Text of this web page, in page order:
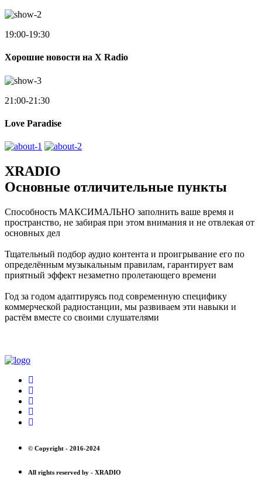
19:00-19:30
Хорошие новости на X Radio
21:00-21:30
Love Paradise
XRADIO
Основные отличительные пункты
Способность МАКСИМАЛЬНО заполнить ваше время и
пространство, не забирая при этом внимания и не отвлекая от
основных дел
Тщательный подбор аудио контента и проигрывание его по
определённым музыкальным правилам, гарантирует вам
приятный эффект незаметно пролетающего времени
Год за годом адаптируясь под современную специфику
коммерческой радиостанции, мы развиваем эти навыки и
растём вместе со своими слушателями
© Copyright - 2016-2024
All rights reserved by - XRADIO